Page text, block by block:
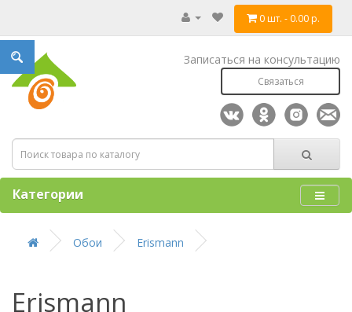
0 шт. - 0.00 р.
Записаться на консультацию
Связаться
Категории
Обои Erismann
Erismann